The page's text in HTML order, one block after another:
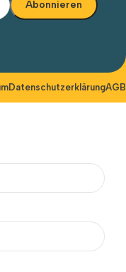
DatenschutzerklärungAGB